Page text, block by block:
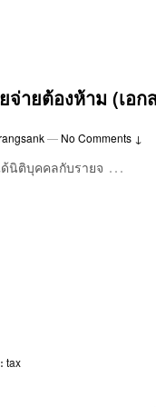
ายต้องห้าม (เอก
— No Comments ↓
ด้นิติบุคคลกับรายจ …
tax